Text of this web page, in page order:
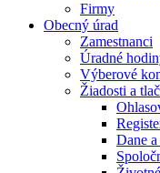
Firmy
Obecný úrad
Zamestnanci
Úradné
Výberové
Žiadosti a
Dane